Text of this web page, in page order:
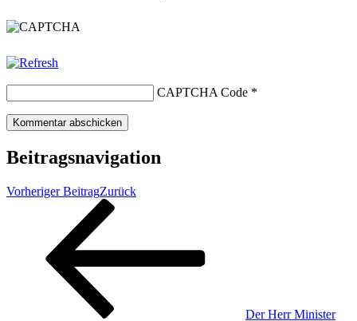
CAPTCHA Code *
Beitragsnavigation
Vorheriger BeitragZurück
Der Herr Minister